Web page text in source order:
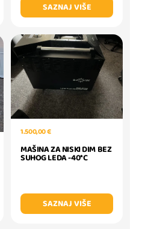
SAZNAJ VIŠE
1.500,00 €
MAŠINA ZA NISKI DIM BEZ
SUHOG LEDA -40*C
SAZNAJ VIŠE